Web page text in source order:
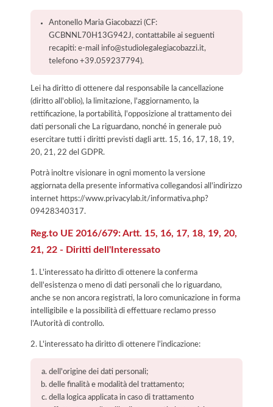
Antonello Maria Giacobazzi (CF:
GCBNNL70H13G942J, contattabile ai seguenti
recapiti: e-mail info@studiolegalegiacobazzi.it,
telefono +39.059237794).
Lei ha diritto di ottenere dal responsabile la cancellazione
(diritto all'oblio), la limitazione, l'aggiornamento, la
rettificazione, la portabilità, l'opposizione al trattamento dei
dati personali che La riguardano, nonché in generale può
esercitare tutti i diritti previsti dagli artt. 15, 16, 17, 18, 19,
20, 21, 22 del GDPR.
Potrà inoltre visionare in ogni momento la versione
aggiornata della presente informativa collegandosi all'indirizzo
internet https://www.privacylab.it/informativa.php?
09428340317.
Reg.to UE 2016/679: Artt. 15, 16, 17, 18, 19, 20,
21, 22 - Diritti dell'Interessato
1. L'interessato ha diritto di ottenere la conferma
dell'esistenza o meno di dati personali che lo riguardano,
anche se non ancora registrati, la loro comunicazione in forma
intelligibile e la possibilità di effettuare reclamo presso
l’Autorità di controllo.
2. L'interessato ha diritto di ottenere l'indicazione:
dell'origine dei dati personali;
delle finalità e modalità del trattamento;
della logica applicata in caso di trattamento